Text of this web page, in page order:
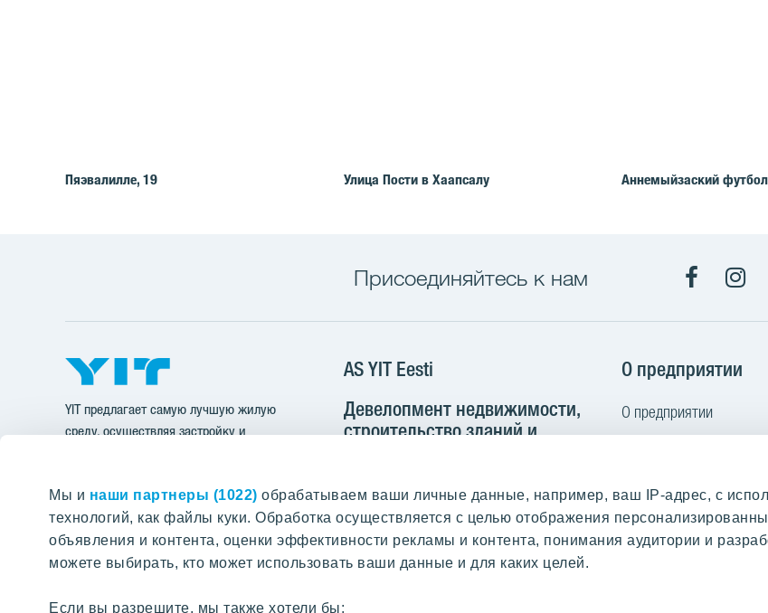
Мы и наши партнеры (1022) обрабатываем ваши личные данные, например, ваш IP-адрес, с
технологий, как файлы куки. Обработка осуществляется с целью отображения
объявления и контента, оценки эффективности рекламы и контента, понимания аудитории и
можете выбирать, кто может использовать ваши данные и для каких целей.
Если вы разрешите, мы также хотели бы:
Пяэвалилле, 19 Улица Пости в Хаапсалу Аннемыйзаский
Присоединяйтесь к нам
YIT предлагает самую лучшую жилую
среду, осуществляя застройку и
целых районов.
ПОИСК ПО ПОРТАЛУ
AS YIT Eesti
Девелопмент недвижимости,
строительство зданий и
Pärnu mnt 102B
11312 Tallinn, Estonia
+372 665 2100
О предприятии
О предприятии
Кодекс норм поведения
Выполненные работы
Покупаем землю